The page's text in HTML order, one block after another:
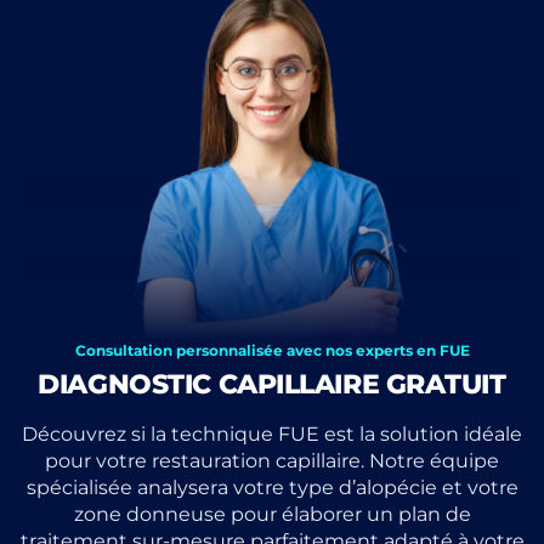
Consultation personnalisée avec nos experts en FUE
DIAGNOSTIC CAPILLAIRE GRATUIT
Découvrez si la technique FUE est la solution idéale
pour votre restauration capillaire. Notre équipe
spécialisée analysera votre type d’alopécie et votre
zone donneuse pour élaborer un plan de